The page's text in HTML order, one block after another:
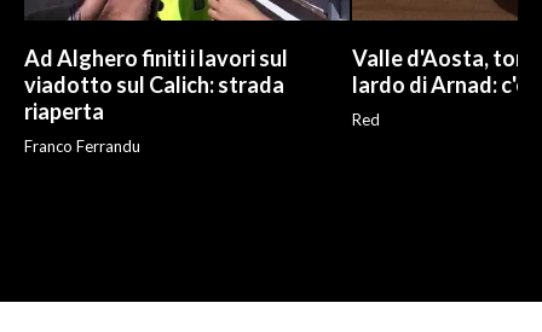
Ad Alghero finiti i lavori sul
viadotto sul Calich: strada
riaperta
Franco Ferrandu
Valle d'Aosta,
lardo di Arnad: c'è
Red